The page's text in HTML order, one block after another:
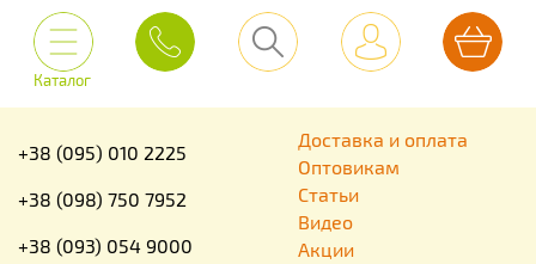
Каталог
+38 (095) 010 2225
+38 (098) 750 7952
+38 (093) 054 9000
Доставка и оплата
Оптовикам
Статьи
Видео
Акции